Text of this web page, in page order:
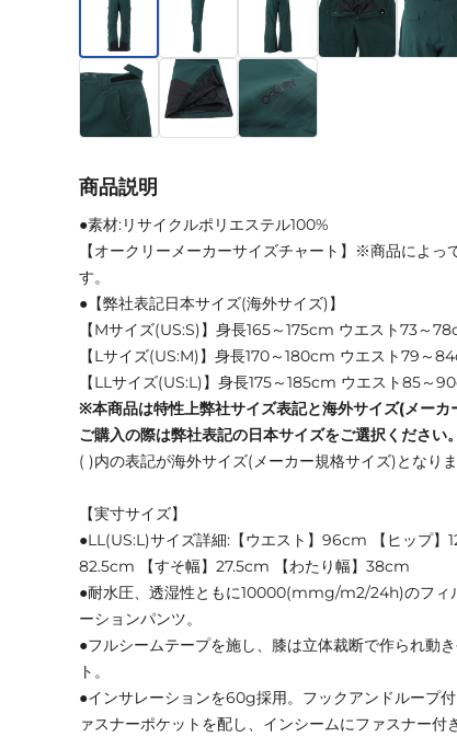
商品説明
●素材:リサイクルポリエステル100%
【オークリーメーカーサイズチャート】※商品によっ
す。
●【弊社表記日本サイズ(海外サイズ)】
【Mサイズ(US:S)】身長165～175cm ウエスト73～
【Lサイズ(US:M)】身長170～180cm ウエスト79～
【LLサイズ(US:L)】身長175～185cm ウエスト85～
※本商品は特性上弊社サイズ表記と海外サイズ(メーカ
ご購入の際は弊社表記の日本サイズをご選択ください。
( )内の表記が海外サイズ(メーカー規格サイズ)となりま
【実寸サイズ】
●LL(US:L)サイズ詳細:【ウエスト】96cm 【ヒップ】
82.5cm 【すそ幅】27.5cm 【わたり幅】38cm
●耐水圧、透湿性ともに10000(mmg/m2/24h)のフィ
ーションパンツ。
●フルシームテープを施し、膝は立体裁断で作られ動
ト。
●インサレーションを60g採用。フックアンドループ
ァスナーポケットを配し、インシームにファスナー付